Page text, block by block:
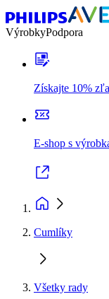
VýrobkyPodpora
Získajte 10%
E-shop s
Cumlíky
Všetky rady